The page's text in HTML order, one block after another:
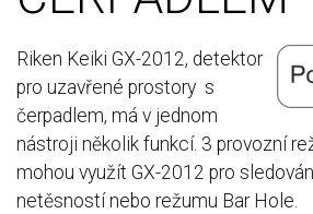
Riken Keiki GX-2012, detektor
pro uzavřené prostory s
čerpadlem, má v jednom
nástroji několik funkcí. 3 provozní
mohou využít GX-2012 pro
netěsností nebo režumu Bar Hole.